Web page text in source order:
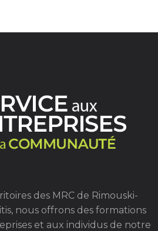
des MRC de Rimouski-
nous offrons des formations
et aux individus de notre